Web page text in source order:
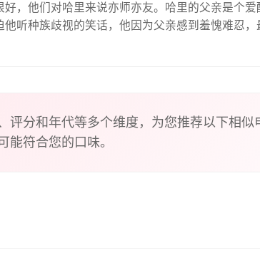
，他们对哈里来说亦师亦友。哈里的父亲是个
听种族歧视的笑话，他因为父亲感到羞愧难忍
South African. He is stuck between his
评分和年代等多个维度，为您推荐以下相
能符合您的口味。